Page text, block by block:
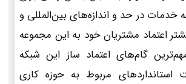
خدمات در حد و اندازه‌های بین‌المللی و
اعتماد مشتریان خود به این مجموعه
گام‌های اعتماد ساز این شبکه
استانداردهای مربوط به حوزه کاری